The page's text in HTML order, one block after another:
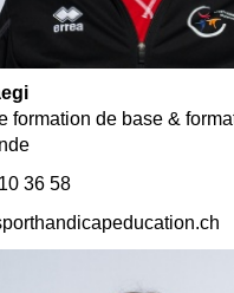
formation de base &
36 58